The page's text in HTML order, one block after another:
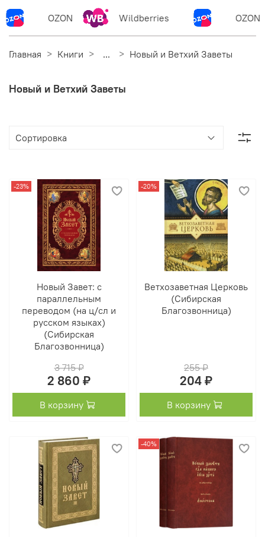
OZON Wildberries OZON
Главная Книги ... Новый и Ветхий Заветы
Новый и Ветхий Заветы
-23%
Новый Завет: с
параллельным
переводом (на ц/сл и
русском языках)
(Сибирская
Благозвонница)
3 715 ₽
2 860 ₽
В корзину
-20%
Ветхозаветная Церковь
(Сибирская
Благозвонница)
255 ₽
204 ₽
В корзину
-40%